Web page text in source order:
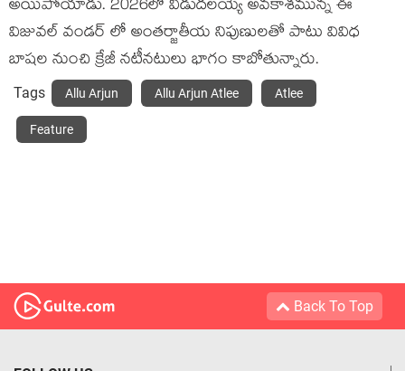
అయిపోయాడు. 2026లో విడుదలయ్యే అవకాశమున్న ఈ
విజువల్ వండర్ లో అంతర్జాతీయ నిపుణులతో పాటు వివిధ
బాషల నుంచి క్రేజీ నటీనటులు భాగం కాబోతున్నారు.
Tags Allu Arjun Allu Arjun Atlee Atlee
Feature
Back To Top